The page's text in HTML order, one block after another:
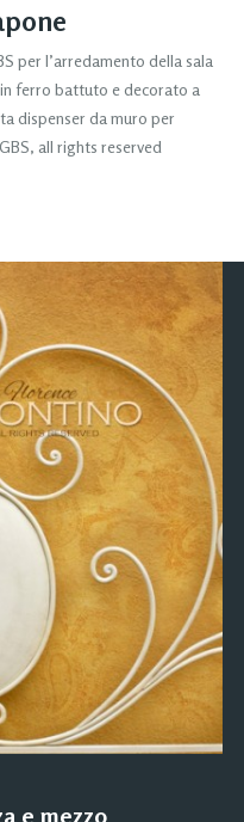
per l’arredamento della sala
ferro battuto e decorato a
dispenser da muro per
all rights reserved
e mezzo